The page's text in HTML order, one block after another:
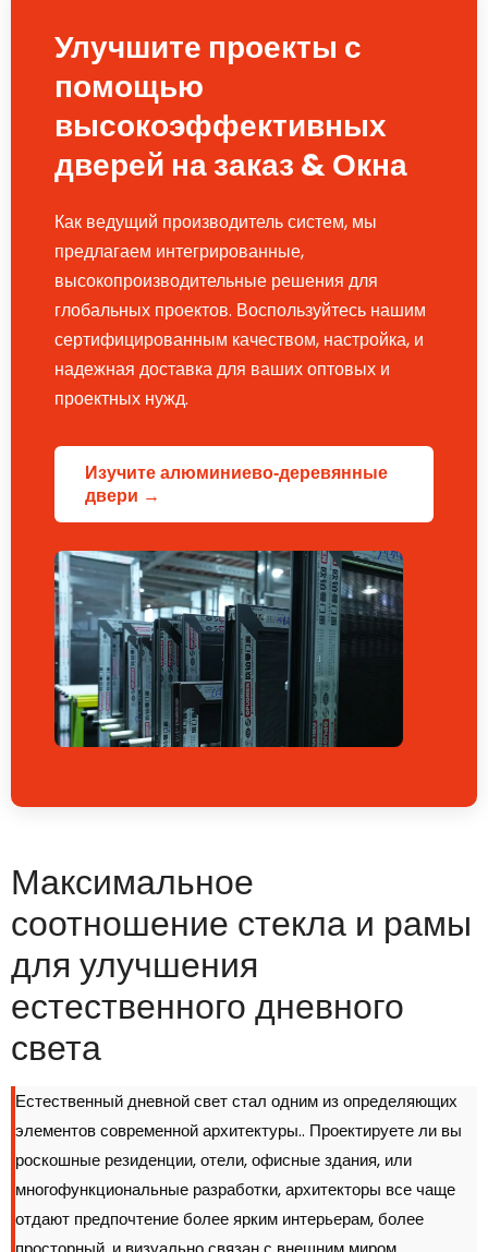
Улучшите проекты с
помощью
высокоэффективных
дверей на заказ & Окна
Как ведущий производитель систем, мы
предлагаем интегрированные,
высокопроизводительные решения для
глобальных проектов. Воспользуйтесь нашим
сертифицированным качеством, настройка, и
надежная доставка для ваших оптовых и
проектных нужд.
Изучите алюминиево-деревянные
двери →
Максимальное
соотношение стекла и рамы
для улучшения
естественного дневного
света
Естественный дневной свет стал одним из определяющих
элементов современной архитектуры.. Проектируете ли вы
роскошные резиденции, отели, офисные здания, или
многофункциональные разработки, архитекторы все чаще
отдают предпочтение более ярким интерьерам, более